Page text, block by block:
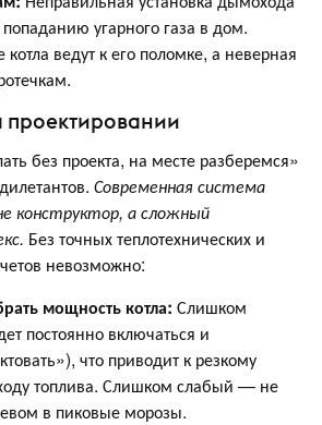
угарного газа в дом.
ведут к его поломке, а неверная
без проекта, на месте разберемся»
Современная система
конструктор, а сложный
Без точных теплотехнических и
невозможно:
мощность котла: Слишком
постоянно включаться и
что приводит к резкому
топлива. Слишком слабый — не
в пиковые морозы.